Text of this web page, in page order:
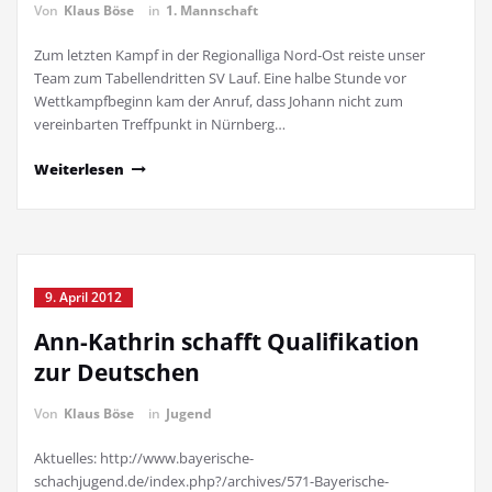
Von Klaus Böse in 1. Mannschaft
Zum letzten Kampf in der Regionalliga Nord-Ost reiste unser
Team zum Tabellendritten SV Lauf. Eine halbe Stunde vor
Wettkampfbeginn kam der Anruf, dass Johann nicht zum
vereinbarten Treffpunkt in Nürnberg…
Weiterlesen
9. April 2012
Ann-Kathrin schafft Qualifikation
zur Deutschen
Von Klaus Böse in Jugend
Aktuelles: http://www.bayerische-
schachjugend.de/index.php?/archives/571-Bayerische-